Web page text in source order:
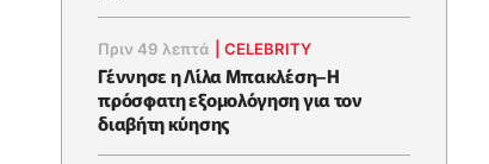
Πριν 49 λεπτά |CELEBRITY
Γέννησε η Λίλα Μπακλέση–Η
πρόσφατη εξομολόγηση για τον
διαβήτη κύησης